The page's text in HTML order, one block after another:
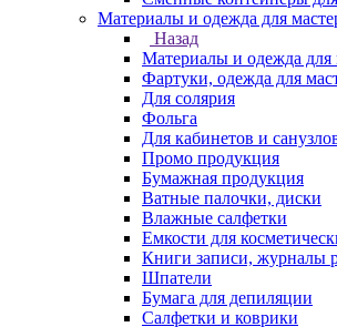
Материалы и одежда для
Назад
Материалы и одежда для
Фартуки, одежда для
Для солярия
Фольга
Для кабинетов и
Промо продукция
Бумажная продукция
Ватные палочки, диски
Влажные салфетки
Емкости для
Книги записи, журналы
Шпатели
Бумага для депиляции
Салфетки и коврики